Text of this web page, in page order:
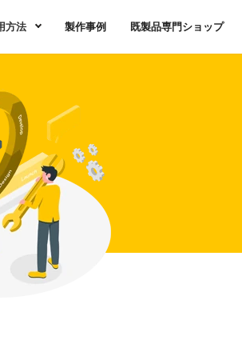
方法 製作事例 既製品専門ショップ